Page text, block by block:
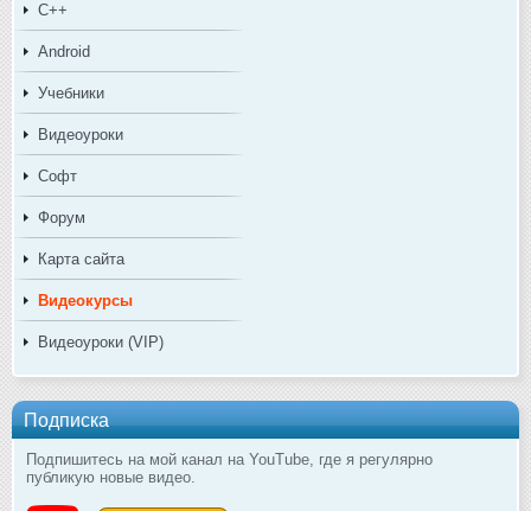
C++
Android
Учебники
Видеоуроки
Софт
Форум
Карта сайта
Видеокурсы
Видеоуроки (VIP)
Подписка
Подпишитесь на мой канал на YouTube, где я регулярно
публикую новые видео.